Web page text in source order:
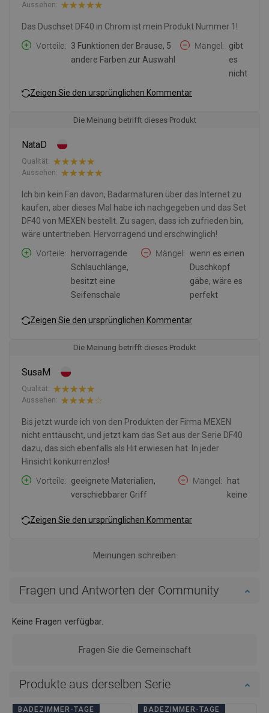
Aussehen:
Das Duschset DF40 in Chrom ist mein Produkt Nummer 1!
Vorteile
3 Funktionen der Brause, 5
andere Farben zur Auswahl
Mängel
gibt
es
nicht
Zeigen Sie den ursprünglichen Kommentar
Die Meinung betrifft dieses Produkt
NataD
Qualität:
Aussehen:
Ich bin kein Fan davon, Badarmaturen über das Internet zu
kaufen, aber dieses Mal habe ich nachgegeben und das Set
DF40 von MEXEN bestellt. Zu sagen, dass ich zufrieden bin,
wäre untertrieben. Hervorragend und erschwinglich!
Vorteile
hervorragende
Schlauchlänge,
besitzt eine
Seifenschale
Mängel
wenn es einen
Duschkopf
gäbe, wäre es
perfekt
Zeigen Sie den ursprünglichen Kommentar
Die Meinung betrifft dieses Produkt
SusaM
Qualität:
Aussehen:
Bis jetzt wurde ich von den Produkten der Firma MEXEN
nicht enttäuscht, und jetzt kam das Set aus der Serie DF40
dazu, das sich ebenfalls als Hit erwiesen hat. In jeder
Hinsicht konkurrenzlos!
Vorteile
geeignete Materialien,
verschiebbarer Griff
Mängel
hat
keine
Zeigen Sie den ursprünglichen Kommentar
Meinungen schreiben
Fragen und Antworten der Community
Keine Fragen verfügbar.
Fragen Sie die Gemeinschaft
Produkte aus derselben Serie
BADEZIMMER-TAGE BADEZIMMER-TAGE